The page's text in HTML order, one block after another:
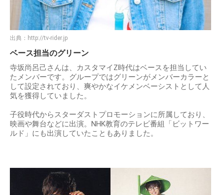
出典： http://tv-rider.jp
ベース担当のグリーン
寺坂尚呂己さんは、カスタマイZ時代はベースを担当してい
たメンバーです。グループではグリーンがメンバーカラーと
して設定されており、爽やかなイケメンベーシストとして人
気を獲得していました。
子役時代からスターダストプロモーションに所属しており、
映画や舞台などに出演。NHK教育のテレビ番組「ビットワー
ルド」にも出演していたこともありました。